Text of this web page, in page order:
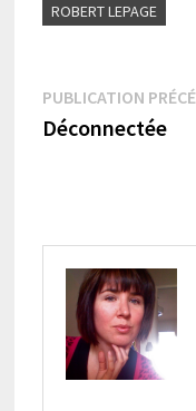
ROBERT LEPAGE
Navigation
de
PUBLICATION
Déconnectée